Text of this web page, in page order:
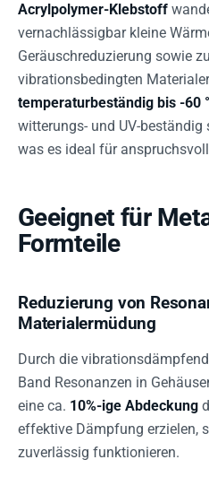
Acrylpolymer-Klebstoff
vernachlässigbar kleine
Geräuschreduzierung sowie
vibrationsbedingten
temperaturbeständig bis -60
witterungs- und UV-
was es ideal für
Geeignet für
Formteile
Reduzierung von
Materialermüdung
Durch die
Band Resonanzen in
eine ca. 10%-ige Abdeckung
effektive Dämpfung erzielen,
zuverlässig funktionieren.